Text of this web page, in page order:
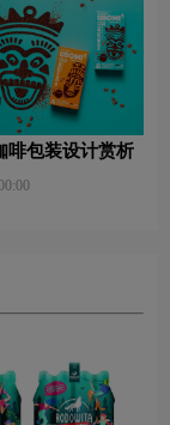
啡包装设计赏析